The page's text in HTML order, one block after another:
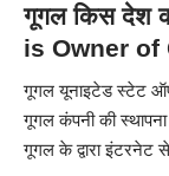
गूगल किस देश
is Owner of
गूगल यूनाइटेड स्टेट
गूगल कंपनी की
गूगल के द्वारा इंटरनेट